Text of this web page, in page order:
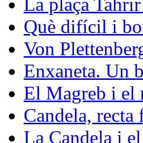
La plaça
Què difícil i
Von
Enxaneta. Un
El Magreb i el
Candela, recta
La Candela i